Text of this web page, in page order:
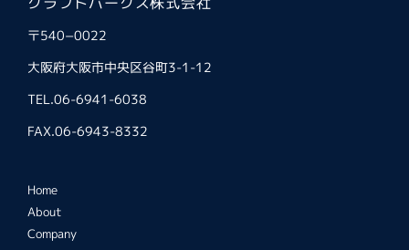
〒540−0022
大阪府大阪市中央区谷町3-1-12
TEL.06-6941-6038
FAX.06-6943-8332
Home
About
Company